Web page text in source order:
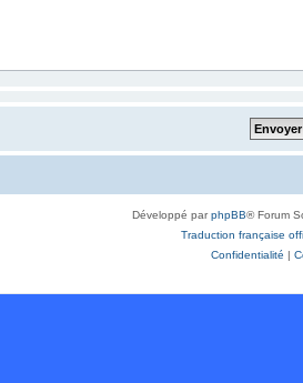
Développé parphpBB® Forum
Traduction française
Confidentialité |